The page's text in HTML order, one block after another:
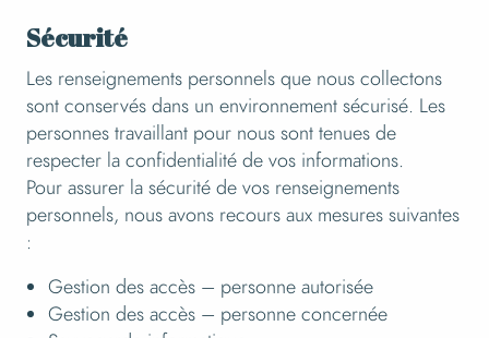
Sécurité
Les renseignements personnels que nous collectons
sont conservés dans un environnement sécurisé. Les
personnes travaillant pour nous sont tenues de
respecter la confidentialité de vos informations.
Pour assurer la sécurité de vos renseignements
personnels, nous avons recours aux mesures suivantes
:
Gestion des accès – personne autorisée
Gestion des accès – personne concernée